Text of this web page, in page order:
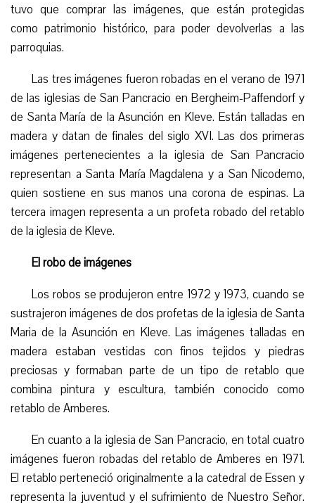
tuvo que comprar las imágenes, que están protegidas
como patrimonio histórico, para poder devolverlas a las
parroquias.
Las tres imágenes fueron robadas en el verano de 1971
de las iglesias de San Pancracio en Bergheim-Paffendorf y
de Santa María de la Asunción en Kleve. Están talladas en
madera y datan de finales del siglo XVI. Las dos primeras
imágenes pertenecientes a la iglesia de San Pancracio
representan a Santa María Magdalena y a San Nicodemo,
quien sostiene en sus manos una corona de espinas. La
tercera imagen representa a un profeta robado del retablo
de la iglesia de Kleve.
El robo de imágenes
Los robos se produjeron entre 1972 y 1973, cuando se
sustrajeron imágenes de dos profetas de la iglesia de Santa
Maria de la Asunción en Kleve. Las imágenes talladas en
madera estaban vestidas con finos tejidos y piedras
preciosas y formaban parte de un tipo de retablo que
combina pintura y escultura, también conocido como
retablo de Amberes.
En cuanto a la iglesia de San Pancracio, en total cuatro
imágenes fueron robadas del retablo de Amberes en 1971.
El retablo perteneció originalmente a la catedral de Essen y
representa la juventud y el sufrimiento de Nuestro Señor.